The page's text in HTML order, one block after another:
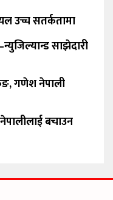
उच्च सतर्कतामा
साझेदारी
गणेश नेपाली
बचाउन